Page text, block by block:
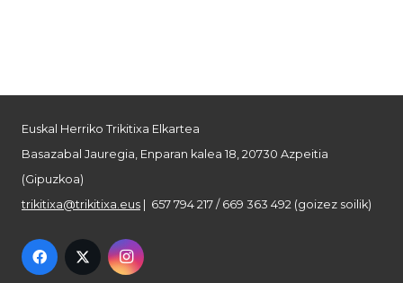
Euskal Herriko Trikitixa Elkartea
Basazabal Jauregia, Enparan kalea 18, 20730 Azpeitia
(Gipuzkoa)
trikitixa@trikitixa.eus | 657 794 217 / 669 363 492 (goizez soilik)